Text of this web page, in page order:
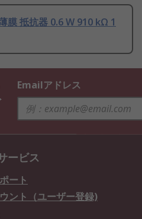
膜 抵抗器 0.6 W 910 kΩ 1
Emailアドレス
ービス
ート
ント（ユーザー登録)